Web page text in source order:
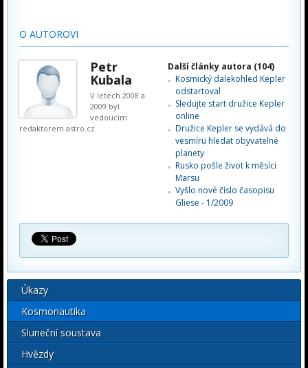
O AUTOROVI
Petr
Kubala
V letech 2008 a
2009 byl
vedoucím
redaktorem astro.cz.
Další články autora (104)
Kosmický dalekohled Kepler
odstartoval
Sledujte start družice Kepler
online
Družice Kepler se vydává do
vesmíru hledat obyvatelné
planety
Rusko pošle život k měsíci
Marsu
Vyšlo nové číslo časopisu
Gliese - 1/2009
Úkazy
Kosmonautika
Sluneční soustava
Hvězdy